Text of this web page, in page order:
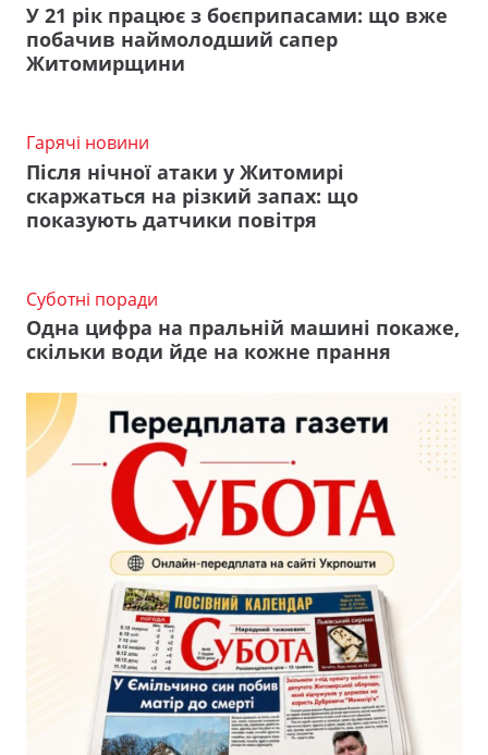
У 21 рік працює з боєприпасами: що вже
побачив наймолодший сапер
Житомирщини
Гарячі новини
Після нічної атаки у Житомирі
скаржаться на різкий запах: що
показують датчики повітря
Суботні поради
Одна цифра на пральній машині покаже,
скільки води йде на кожне прання